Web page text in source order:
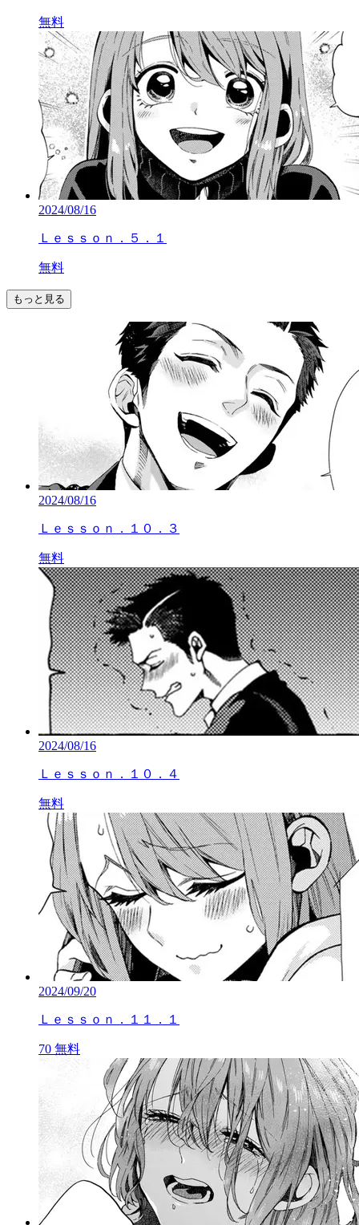
無料
2024/08/16
Ｌｅｓｓｏｎ．５．１
無料
もっと見る
2024/08/16
Ｌｅｓｓｏｎ．１０．３
無料
2024/08/16
Ｌｅｓｓｏｎ．１０．４
無料
2024/09/20
Ｌｅｓｓｏｎ．１１．１
70 無料